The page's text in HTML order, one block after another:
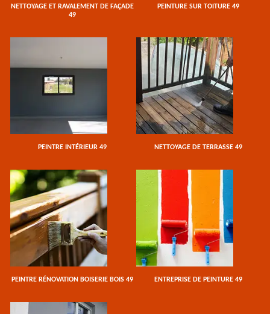
NETTOYAGE ET RAVALEMENT DE FAÇADE
49
PEINTURE SUR TOITURE 49
PEINTRE INTÉRIEUR 49 NETTOYAGE DE TERRASSE 49
PEINTRE RÉNOVATION BOISERIE BOIS 49 ENTREPRISE DE PEINTURE 49